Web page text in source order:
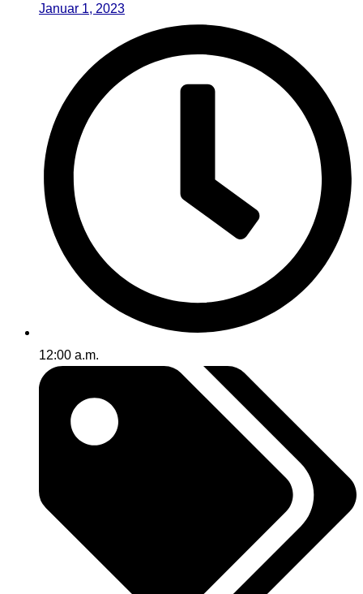
Januar 1, 2023
12:00 a.m.